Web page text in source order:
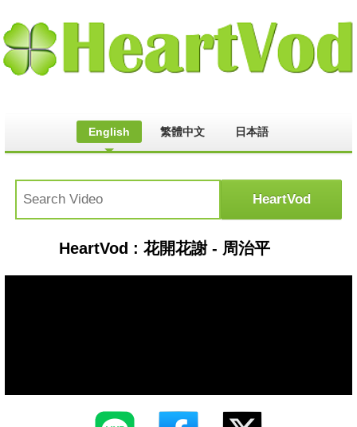
English 繁體中文 日本語
HeartVod : 花開花謝 - 周治平